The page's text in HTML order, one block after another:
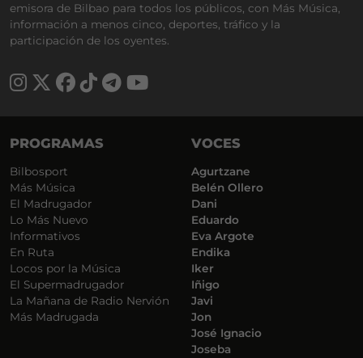
emisora de Bilbao para todos los públicos, con Más Música,
información a menos cinco, deportes, tráfico y la
participación de los oyentes.
PROGRAMAS
Bilbosport
Más Música
El Madrugador
Lo Más Nuevo
Informativos
En Ruta
Locos por la Música
El Supermadrugador
La Mañana de Radio Nervión
Más Madrugada
VOCES
Agurtzane
Belén Ollero
Dani
Eduardo
Eva Argote
Endika
Iker
Iñigo
Javi
Jon
José Ignacio
Joseba